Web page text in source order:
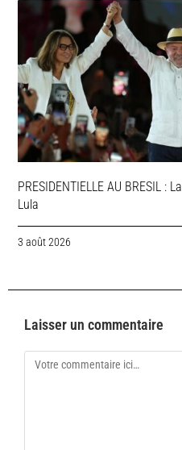
PRESIDENTIELLE AU BRESIL :
Lula
3 août 2026
Laisser un commentaire